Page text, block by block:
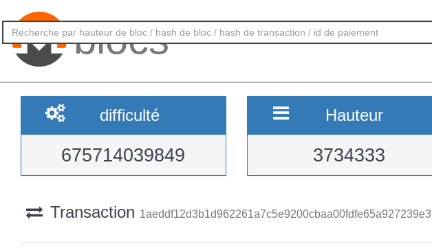
blocs
difficulté
675714039849
Hauteur
3734333
Transaction